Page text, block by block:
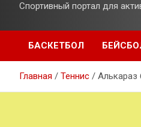
Спортивный портал для
БАСКЕТБОЛ
Главная Теннис Алькараз